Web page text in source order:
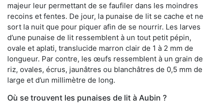
majeur leur permettant de se faufiler dans les moindres
recoins et fentes. De jour, la punaise de lit se cache et ne
sort la nuit que pour piquer afin de se nourrir. Les larves
d’une punaise de lit ressemblent à un tout petit pépin,
ovale et aplati, translucide marron clair de 1 à 2 mm de
longueur. Par contre, les œufs ressemblent à un grain de
riz, ovales, écrus, jaunâtres ou blanchâtres de 0,5 mm de
large et d’un millimètre de long.
Où se trouvent les punaises de lit à Aubin ?